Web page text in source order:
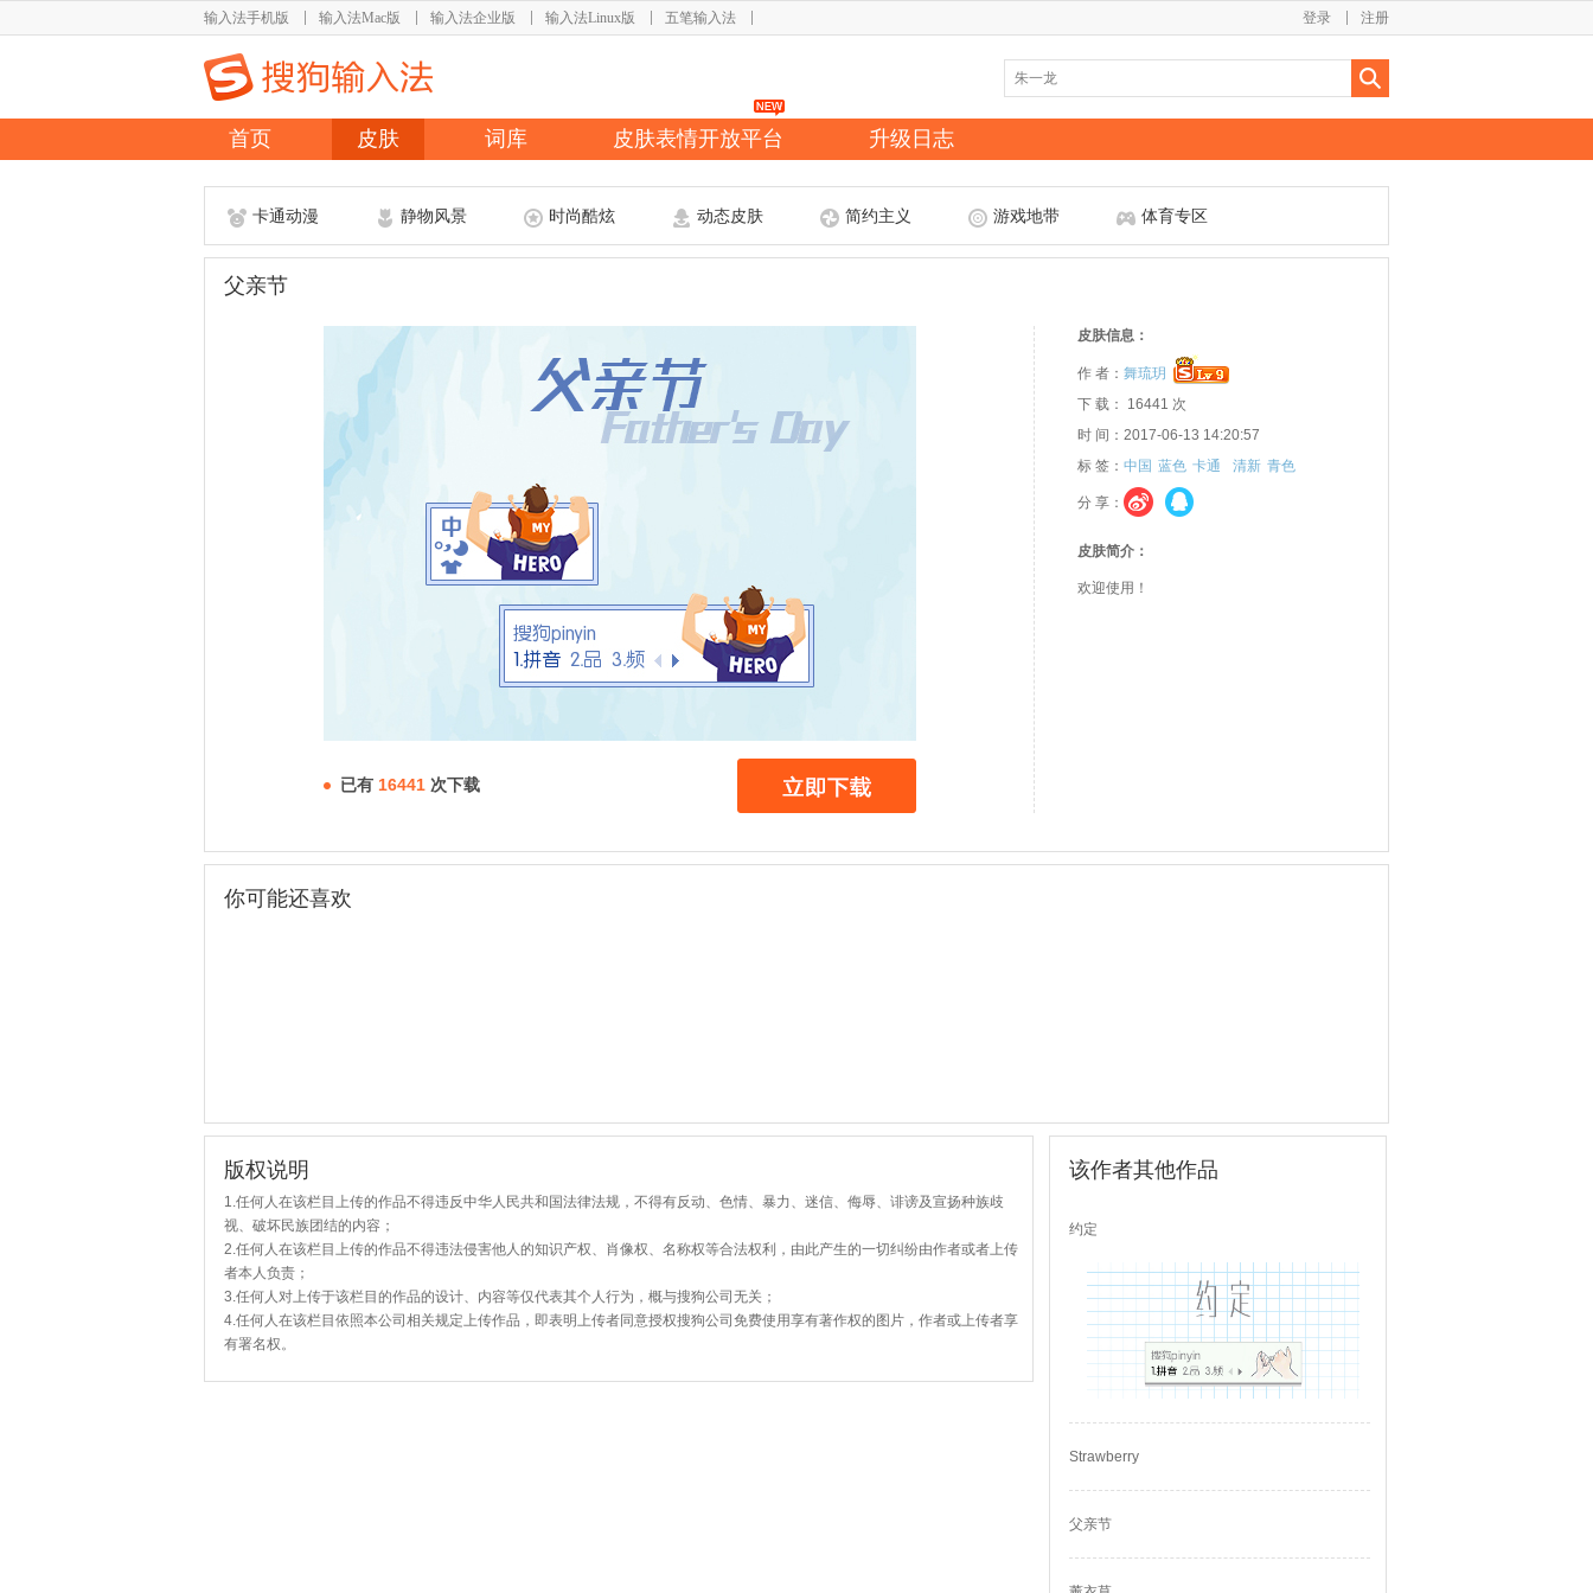
输入法手机版 输入法Mac版 输入法企业版 输入法Linux版 五笔输入法 注册
登录
首页 皮肤 词库 皮肤表情开放平台 升级日志
卡通动漫 静物风景 时尚酷炫 动态皮肤 简约主义 游戏地带 体育专区
父亲节
已有 16441 次下载
皮肤信息：
作 者： 舞琉玥
下 载： 16441 次
时 间：2017-06-13 14:20:57
标 签： 中国 蓝色 卡通 清新 青色
分 享：
皮肤简介：
欢迎使用！
你可能还喜欢
版权说明
1.任何人在该栏目上传的作品不得违反中华人民共和国法律法规，不得有反动、色情、暴力、迷信、侮辱、诽谤及宣扬种族歧
视、破坏民族团结的内容；
2.任何人在该栏目上传的作品不得违法侵害他人的知识产权、肖像权、名称权等合法权利，由此产生的一切纠纷由作者或者上传
者本人负责；
3.任何人对上传于该栏目的作品的设计、内容等仅代表其个人行为，概与搜狗公司无关；
4.任何人在该栏目依照本公司相关规定上传作品，即表明上传者同意授权搜狗公司免费使用享有著作权的图片，作者或上传者享
有署名权。
该作者其他作品
约定
Strawberry
父亲节